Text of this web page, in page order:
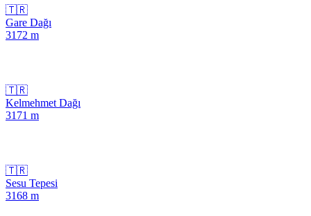
🇹🇷
Gare Dağı
3172 m
🇹🇷
Kelmehmet Dağı
3171 m
🇹🇷
Sesu Tepesi
3168 m